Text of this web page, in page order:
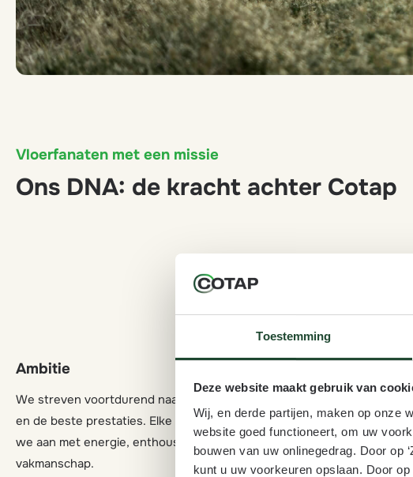
Toestemming
Deze website maakt gebruik van
Wij, en derde partijen, maken op onze
website goed functioneert, om uw
bouwen van uw onlinegedrag. Door op
kunt u uw voorkeuren opslaan. Door
Vloerfanaten met een missie
Ons DNA: de kracht achter Cotap
Ambitie
We streven voortdurend naar vernieuwing
en de beste prestaties. Elke uitdaging gaan
we aan met energie, enthousiasme en
vakmanschap.
met respect voor mens,
Duurzaamheid zit
doen, van product tot